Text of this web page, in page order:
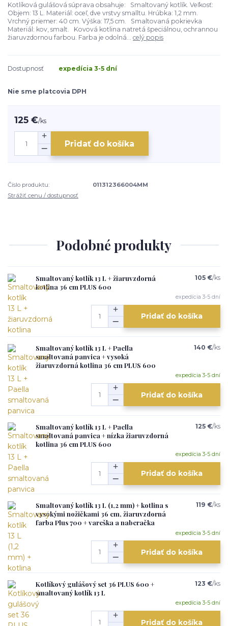
Kotlíková gulášová súprava obsahuje: Smaltovaný kotlík. Veľkosť:
Objem: 13 L. Materiál: oceľ, dve vrstvy smalltu. Hrúbka: 1,2 mm.
Vrchný priemer: 40 cm. Výška: 17,5 cm. Smaltovaná pokrievka
Materiál: kov, smalt. Kovová kotlina natretá špeciálnou, ochrannou
žiaruvzdornou farbou. Farba je odolná... celý popis
Dostupnosť expedícia 3-5 dní
Nie sme platcovia DPH
125 €/ks
Pridať do košíka
Číslo produktu:
011312366004MM
Strážiť cenu / dostupnosť
Podobné produkty
Smaltovaný kotlík 13 L + žiaruvzdorná
kotlina 36 cm PLUS 600
105 €/ks
expedícia 3-5 dní
Pridať do košíka
Smaltovaný kotlík 13 L + Paella
smaltovaná panvica + vysoká
žiaruvzdorná kotlina 36 cm PLUS 600
140 €/ks
expedícia 3-5 dní
Pridať do košíka
Smaltovaný kotlík 13 L + Paella
smaltovaná panvica + nízka žiaruvzdorná
kotlina 36 cm PLUS 600
125 €/ks
expedícia 3-5 dní
Pridať do košíka
Smaltovaný kotlík 13 L (1,2 mm) + kotlina s
vysokými nožičkami 36 cm, žiaruvzdorná
farba Plus 700 + vareška a naberačka
119 €/ks
expedícia 3-5 dní
Pridať do košíka
Kotlíkový gulášový set 36 PLUS 600 +
smaltovaný kotlík 13 L
123 €/ks
expedícia 3-5 dní
Pridať do košíka